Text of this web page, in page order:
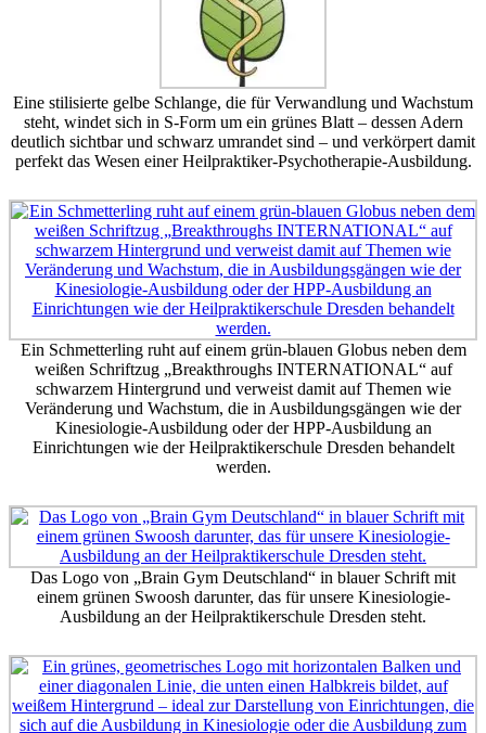
Eine stilisierte gelbe Schlange, die für Verwandlung und Wachstum
steht, windet sich in S-Form um ein grünes Blatt – dessen Adern
deutlich sichtbar und schwarz umrandet sind – und verkörpert damit
perfekt das Wesen einer Heilpraktiker-Psychotherapie-Ausbildung.
Ein Schmetterling ruht auf einem grün-blauen Globus neben dem
weißen Schriftzug „Breakthroughs INTERNATIONAL“ auf
schwarzem Hintergrund und verweist damit auf Themen wie
Veränderung und Wachstum, die in Ausbildungsgängen wie der
Kinesiologie-Ausbildung oder der HPP-Ausbildung an
Einrichtungen wie der Heilpraktikerschule Dresden behandelt
werden.
Das Logo von „Brain Gym Deutschland“ in blauer Schrift mit
einem grünen Swoosh darunter, das für unsere Kinesiologie-
Ausbildung an der Heilpraktikerschule Dresden steht.